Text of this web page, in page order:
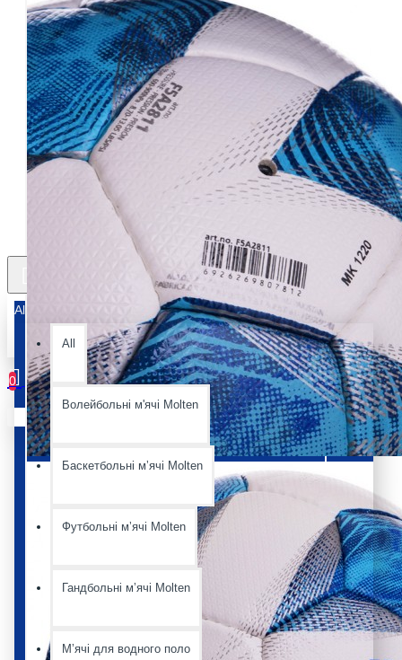
All
All
Волейбольні м'ячі Molten
Баскетбольні мʼячі Molten
Футбольні мʼячі Molten
Гандбольні мʼячі Molten
Мʼячі для водного поло
0
Ваш кошик порожній :(